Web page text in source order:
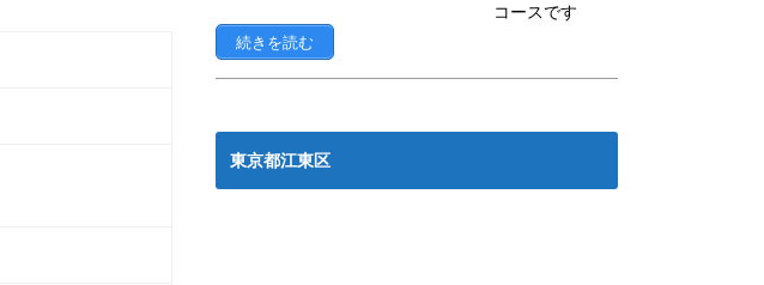
コースです
続きを読む
東京都江東区